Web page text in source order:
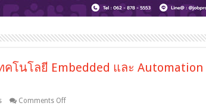
คโนโลยี Embedded และ Automation
Comments Offon